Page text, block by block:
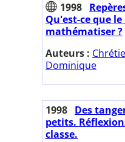
1998
Qu'est-ce que
mathématiser ?
Auteurs :
Dominique
1998 Des
petits.
classe.